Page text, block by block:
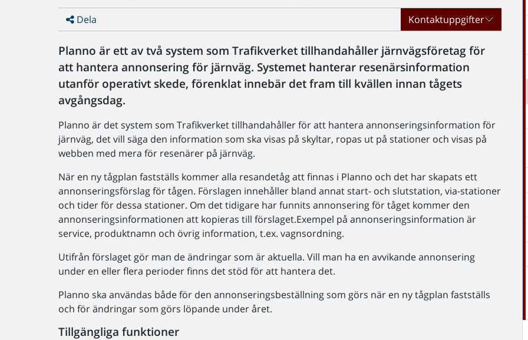
Dela Kontaktuppgifter
Planno är ett av två system som Trafikverket tillhandahåller järnvägsföretag för
att hantera annonsering för järnväg. Systemet hanterar resenärsinformation
utanför operativt skede, förenklat innebär det fram till kvällen innan tågets
avgångsdag.
Planno är det system som Trafikverket tillhandahåller för att hantera annonseringsinformation för
järnväg, det vill säga den information som ska visas på skyltar, ropas ut på stationer och visas på
webben med mera för resenärer på järnväg.
När en ny tågplan fastställs kommer alla resandetåg att finnas i Planno och det har skapats ett
annonseringsförslag för tågen. Förslagen innehåller bland annat start- och slutstation, via-stationer
och tider för dessa stationer. Om det tidigare har funnits annonsering för tåget kommer den
annonseringsinformationen att kopieras till förslaget.Exempel på annonseringsinformation är
service, produktnamn och övrig information, t.ex. vagnsordning.
Utifrån förslaget gör man de ändringar som är aktuella. Vill man ha en avvikande annonsering
under en eller flera perioder finns det stöd för att hantera det.
Planno ska användas både för den annonseringsbeställning som görs när en ny tågplan fastställs
och för ändringar som görs löpande under året.
Tillgängliga funktioner